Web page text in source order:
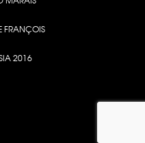
FRANÇOIS
2016